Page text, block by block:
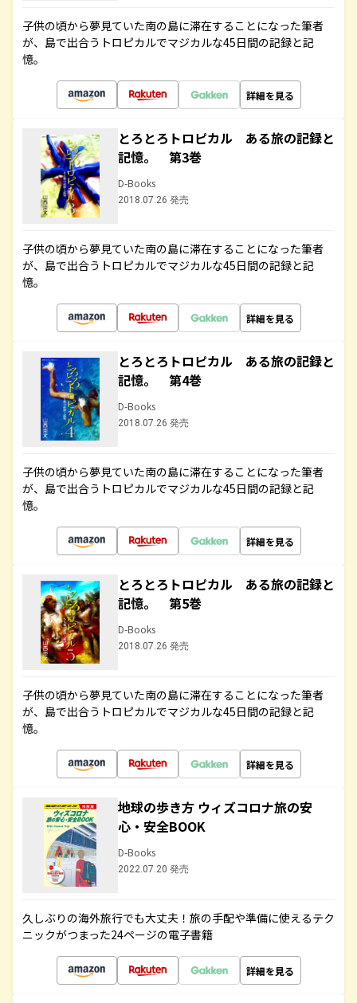
子供の頃から夢見ていた南の島に滞在することになった筆者
が、島で出合うトロピカルでマジカルな45日間の記録と記
憶。
詳細を見る
とろとろトロピカル ある旅の記録と
記憶。 第3巻
D-Books
2018.07.26 発売
子供の頃から夢見ていた南の島に滞在することになった筆者
が、島で出合うトロピカルでマジカルな45日間の記録と記
憶。
詳細を見る
とろとろトロピカル ある旅の記録と
記憶。 第4巻
D-Books
2018.07.26 発売
子供の頃から夢見ていた南の島に滞在することになった筆者
が、島で出合うトロピカルでマジカルな45日間の記録と記
憶。
詳細を見る
とろとろトロピカル ある旅の記録と
記憶。 第5巻
D-Books
2018.07.26 発売
子供の頃から夢見ていた南の島に滞在することになった筆者
が、島で出合うトロピカルでマジカルな45日間の記録と記
憶。
詳細を見る
地球の歩き方 ウィズコロナ旅の安
心・安全BOOK
D-Books
2022.07.20 発売
久しぶりの海外旅行でも大丈夫！旅の手配や準備に使えるテク
ニックがつまった24ページの電子書籍
詳細を見る